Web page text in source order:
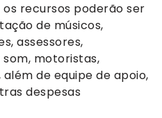
recursos poderão ser
de músicos,
assessores,
motoristas,
de equipe de apoio,
despesas